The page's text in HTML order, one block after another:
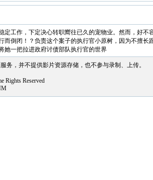
定工作，下定决心转职嚮往已久的宠物业。然而，好不
倒闭！？负责这个案子的执行官小原树，因为不擅长
她一把拉进政府讨债部队执行官的世界
务，并不提供影片资源存储，也不参与录制、上传。
Rights Reserved